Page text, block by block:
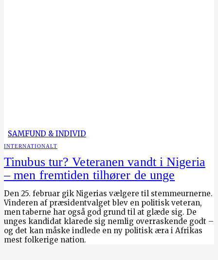
SAMFUND & INDIVID
INTERNATIONALT
Tinubus tur? Veteranen vandt i Nigeria
– men fremtiden tilhører de unge
Den 25. februar gik Nigerias vælgere til stemmeurnerne.
Vinderen af præsidentvalget blev en politisk veteran,
men taberne har også god grund til at glæde sig. De
unges kandidat klarede sig nemlig overraskende godt –
og det kan måske indlede en ny politisk æra i Afrikas
mest folkerige nation.